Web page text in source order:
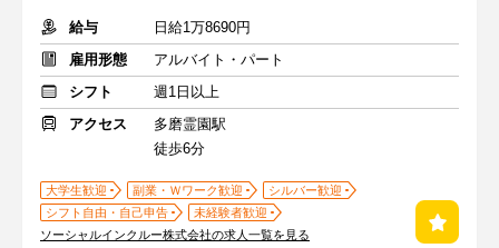
給与
日給1万8690円
雇用形態
アルバイト・パート
シフト
週1日以上
アクセス
多磨霊園駅
徒歩6分
大学生歓迎 副業・Ｗワーク歓迎
シルバー歓迎
シフト自由・自己申告
未経験者歓迎
ソーシャルインクルー株式会社の求人一覧を見る